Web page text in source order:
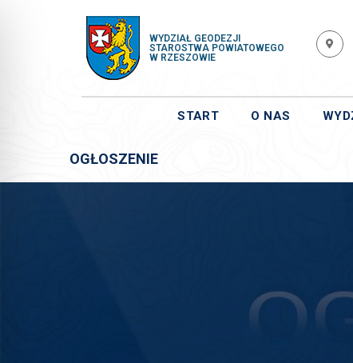
WYDZIAŁ GEODEZJI
STAROSTWA POWIATOWEGO
W RZESZOWIE
START O NAS
OGŁOSZENIE